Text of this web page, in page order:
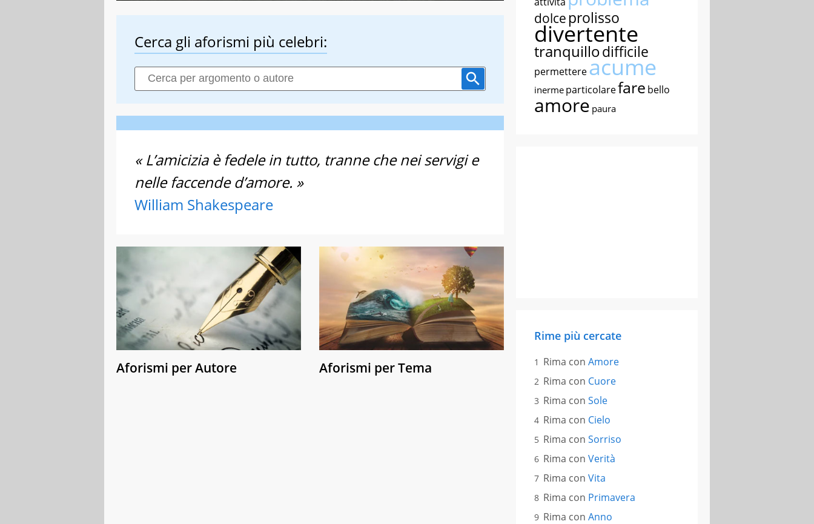
Cerca gli aforismi più celebri:
« L’amicizia è fedele in tutto, tranne che nei servigi e
nelle faccende d’amore. »
William Shakespeare
Aforismi per Autore Aforismi per Tema
dolce prolisso
divertente
tranquillodifficile
permettereacume
inerme particolarefare bello
amore paura
Rime più cercate
Rima con Amore
Rima con Cuore
Rima con Sole
Rima con Cielo
Rima con Sorriso
Rima con Verità
Rima con Vita
Rima con Primavera
Rima con Anno